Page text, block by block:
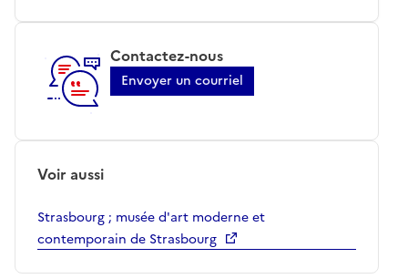
Contactez-nous
Envoyer un courriel
Voir aussi
Strasbourg ; musée d'art moderne et
contemporain de Strasbourg